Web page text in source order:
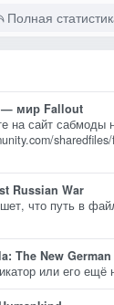
Полная
— мир Fallout
на сайт сабмоды
Russian War
что путь в
The New German
или его ещё